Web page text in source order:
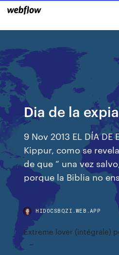
Dia de la
9 Nov 2013 EL DÍA DE
Kippur, como se
de que “ una vez
porque la Biblia no
HIDOCSBQZI.WEB.APP
Extreme lover (intégrale)